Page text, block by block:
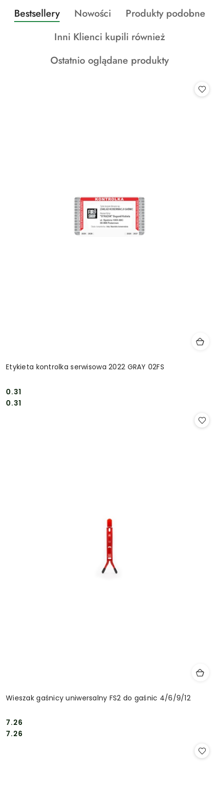
Pomiń karuzelę produktów
Produkty
o
Bestsellery
Produkty
statusie:
Nowości
Produkty
statusie:
Produkty podobne
Produkty
statusie:
Inni Klienci kupili również
Produkty
Ostatnio oglądane produkty
Etykieta kontrolka serwisowa 2022 GRAY 02FS
Cena:
0.31
Cena:
0.31
Wieszak gaśnicy uniwersalny FS2 do gaśnic 4/6/9/12
Cena:
7.26
Cena:
7.26